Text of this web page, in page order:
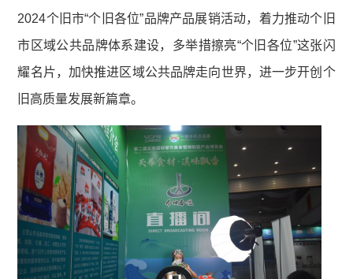
2024个旧市“个旧各位”品牌产品展销活动，着力推动个旧
市区域公共品牌体系建设，多举措擦亮“个旧各位”这张闪
耀名片，加快推进区域公共品牌走向世界，进一步开创个
旧高质量发展新篇章。